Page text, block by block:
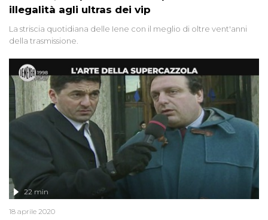
illegalità agli ultras dei vip
La striscia quotidiana delle Iene con il meglio di oltre vent'anni
della trasmissione.
22 min
18 aprile 2020